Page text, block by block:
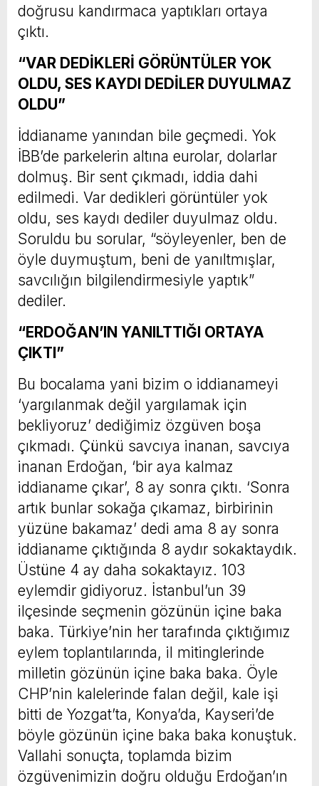
doğrusu kandırmaca yaptıkları ortaya
çıktı.
“VAR DEDİKLERİ GÖRÜNTÜLER YOK
OLDU, SES KAYDI DEDİLER DUYULMAZ
OLDU”
İddianame yanından bile geçmedi. Yok
İBB’de parkelerin altına eurolar, dolarlar
dolmuş. Bir sent çıkmadı, iddia dahi
edilmedi. Var dedikleri görüntüler yok
oldu, ses kaydı dediler duyulmaz oldu.
Soruldu bu sorular, “söyleyenler, ben de
öyle duymuştum, beni de yanıltmışlar,
savcılığın bilgilendirmesiyle yaptık”
dediler.
“ERDOĞAN’IN YANILTTIĞI ORTAYA
ÇIKTI”
Bu bocalama yani bizim o iddianameyi
‘yargılanmak değil yargılamak için
bekliyoruz’ dediğimiz özgüven boşa
çıkmadı. Çünkü savcıya inanan, savcıya
inanan Erdoğan, ‘bir aya kalmaz
iddianame çıkar’, 8 ay sonra çıktı. ‘Sonra
artık bunlar sokağa çıkamaz, birbirinin
yüzüne bakamaz’ dedi ama 8 ay sonra
iddianame çıktığında 8 aydır sokaktaydık.
Üstüne 4 ay daha sokaktayız. 103
eylemdir gidiyoruz. İstanbul’un 39
ilçesinde seçmenin gözünün içine baka
baka. Türkiye’nin her tarafında çıktığımız
eylem toplantılarında, il mitinglerinde
milletin gözünün içine baka baka. Öyle
CHP’nin kalelerinde falan değil, kale işi
bitti de Yozgat’ta, Konya’da, Kayseri’de
böyle gözünün içine baka baka konuştuk.
Vallahi sonuçta, toplamda bizim
özgüvenimizin doğru olduğu Erdoğan’ın